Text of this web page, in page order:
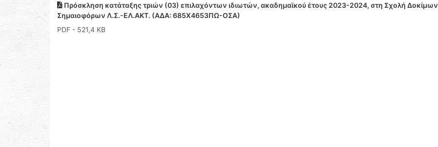
Πρόσκληση κατάταξης τριών (03) επιλαχόντων ιδιωτών, ακαδημαϊκού έτους 2023-2024, στη Σχολή Δοκίμων
Σημαιοφόρων Λ.Σ.-ΕΛ.ΑΚΤ. (ΑΔΑ: 685Χ4653ΠΩ-ΟΣΑ)
PDF - 521,4 KB